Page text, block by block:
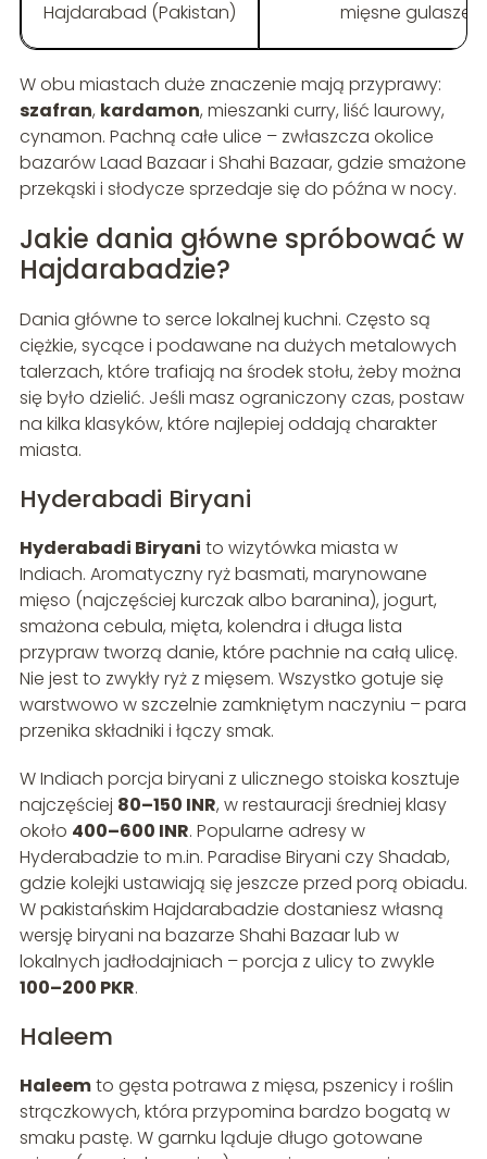
Hajdarabad (Pakistan) mięsne gulasze
W obu miastach duże znaczenie mają przyprawy:
szafran, kardamon, mieszanki curry, liść laurowy,
cynamon. Pachną całe ulice – zwłaszcza okolice
bazarów Laad Bazaar i Shahi Bazaar, gdzie smażone
przekąski i słodycze sprzedaje się do późna w nocy.
Jakie dania główne spróbować w
Hajdarabadzie?
Dania główne to serce lokalnej kuchni. Często są
ciężkie, sycące i podawane na dużych metalowych
talerzach, które trafiają na środek stołu, żeby można
się było dzielić. Jeśli masz ograniczony czas, postaw
na kilka klasyków, które najlepiej oddają charakter
miasta.
Hyderabadi Biryani
Hyderabadi Biryani to wizytówka miasta w
Indiach. Aromatyczny ryż basmati, marynowane
mięso (najczęściej kurczak albo baranina), jogurt,
smażona cebula, mięta, kolendra i długa lista
przypraw tworzą danie, które pachnie na całą ulicę.
Nie jest to zwykły ryż z mięsem. Wszystko gotuje się
warstwowo w szczelnie zamkniętym naczyniu – para
przenika składniki i łączy smak.
W Indiach porcja biryani z ulicznego stoiska kosztuje
najczęściej 80–150 INR, w restauracji średniej klasy
około 400–600 INR. Popularne adresy w
Hyderabadzie to m.in. Paradise Biryani czy Shadab,
gdzie kolejki ustawiają się jeszcze przed porą obiadu.
W pakistańskim Hajdarabadzie dostaniesz własną
wersję biryani na bazarze Shahi Bazaar lub w
lokalnych jadłodajniach – porcja z ulicy to zwykle
100–200 PKR.
Haleem
Haleemto gęsta potrawa z mięsa, pszenicy i roślin
strączkowych, która przypomina bardzo bogatą w
smaku pastę. W garnku ląduje długo gotowane